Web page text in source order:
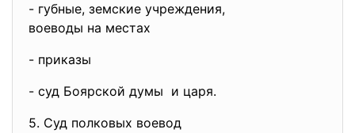
- губные, земские учреждения,
воеводы на местах
- приказы
- суд Боярской думы и царя.
5. Суд полковых воевод